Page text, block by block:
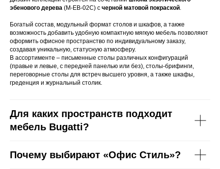
эбенового дерева (M-EB-02C) с черной матовой покраской.
Богатый состав, модульный формат столов и шкафов, а также
возможность добавить удобную компактную мягкую мебель позволяют
оформить офисное пространство по индивидуальному заказу,
создавая уникальную, статусную атмосферу.
В ассортименте – письменные столы различных конфигураций
(правые и левые, с передней панелью или без), столы-брифинги,
переговорные столы для встреч высшего уровня, а также шкафы,
греденция и журнальный столик.
Для каких пространств подходит
мебель Bugatti?
Почему выбирают «Офис Стиль»?
Политика конфиденциальности
Разработка сайта: SH
+7(8172)72-20-53
ООО «Офис Стиль»
ИНН 3525113176
ОГРН 1023500886310